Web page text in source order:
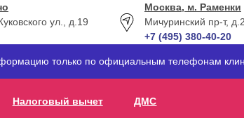
ул., д.19
Москва, м. Раменки
Мичуринский пр-т,
+7 (495) 380-40-20
только по официальным телефонам
Налоговый вычет ДМС